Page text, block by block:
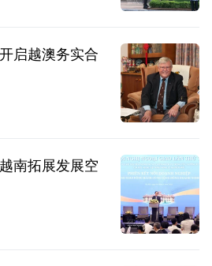
启越澳务实合
南拓展发展空